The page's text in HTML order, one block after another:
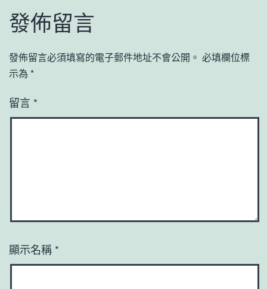
發佈留言
發佈留言必須填寫的電子郵件地址不會公開。 必填欄位標
示為 *
留言 *
顯示名稱 *